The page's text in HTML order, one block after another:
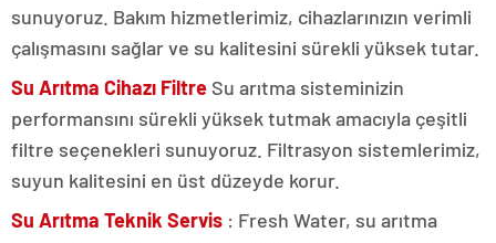
sunuyoruz. Bakım hizmetlerimiz, cihazlarınızın verimli
çalışmasını sağlar ve su kalitesini sürekli yüksek tutar.
Su Arıtma Cihazı Filtre Su arıtma sisteminizin
performansını sürekli yüksek tutmak amacıyla çeşitli
filtre seçenekleri sunuyoruz. Filtrasyon sistemlerimiz,
suyun kalitesini en üst düzeyde korur.
Su Arıtma Teknik Servis : Fresh Water, su arıtma